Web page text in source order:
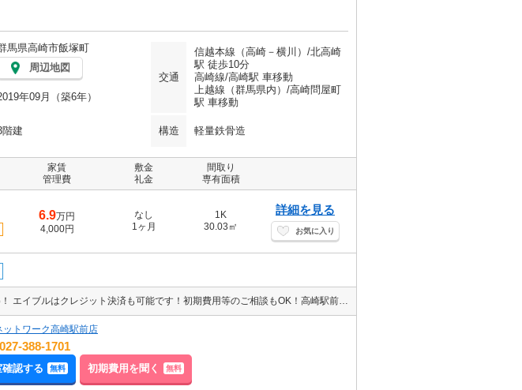
馬県高崎市飯塚町
周辺地図
交通
信越本線（高崎－横川）/北高崎
駅 徒歩10分
高崎線/高崎駅 車移動
上越線（群馬県内）/高崎問屋町
駅 車移動
年09月（築6年）
階建 構造 軽量鉄骨造
家賃
管理費
敷金
礼金
間取り
専有面積
6.9万円
4,000円
なし
1ヶ月
1K
30.03㎡
詳細を見る
お気に入り
エイブル高崎駅前店のおすすめ！ エイブルはクレジット決済も可能です！初期費用等のご相談もOK！高崎駅前店にお車でお越しの際は提携駐車場がございます（＾＾）♪
トワーク高崎駅前店
027-388-1701
確認する 無料 初期費用を聞く 無料